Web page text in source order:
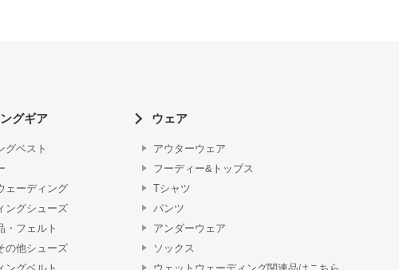
グギア
グベスト
ェーディング
ングシューズ
・フェルト
の他シューズ
ウェア
アウターウェア
フーディー&トップス
Tシャツ
パンツ
アンダーウェア
ソックス